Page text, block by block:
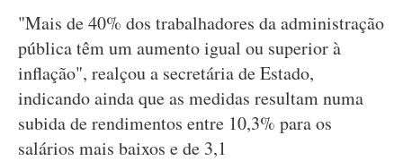
"Mais de 40% dos trabalhadores da administração
pública têm um aumento igual ou superior à
inflação", realçou a secretária de Estado,
indicando ainda que as medidas resultam numa
subida de rendimentos entre 10,3% para os
salários mais baixos e de 3,1